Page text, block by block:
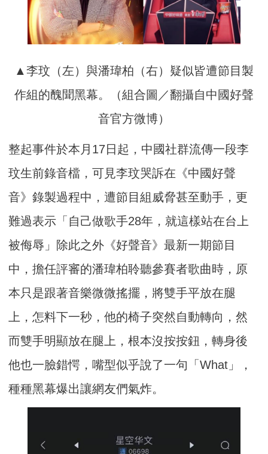
▲李玟（左）與潘瑋柏（右）疑似皆遭節目製
作組的醜聞黑幕。（組合圖／翻攝自中國好聲
音官方微博）
整起事件於本月17日起，中國社群流傳一段李
玟生前錄音檔，可見李玟哭訴在《中國好聲
音》錄製過程中，遭節目組威脅甚至動手，更
難過表示「自己做歌手28年，就這樣站在台上
被侮辱」除此之外《好聲音》最新一期節目
中，擔任評審的潘瑋柏聆聽參賽者歌曲時，原
本只是跟著音樂微微搖擺，將雙手平放在腿
上，怎料下一秒，他的椅子突然自動轉向，然
而雙手明顯放在腿上，根本沒按按鈕，轉身後
他也一臉錯愕，嘴型似乎說了一句「What」，
種種黑幕爆出讓網友們氣炸。